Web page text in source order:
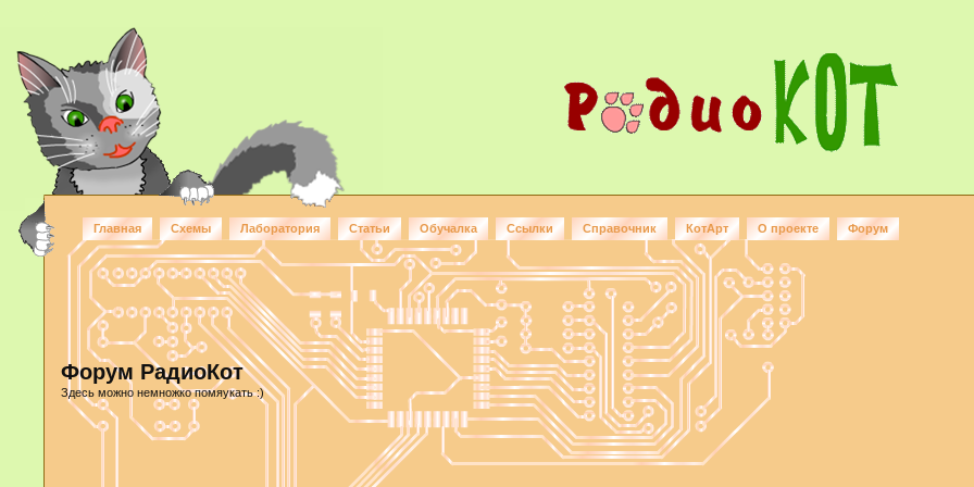
Главная Схемы Лаборатория Статьи Обучалка Ссылки Справочник КотАрт О проекте Форум
Форум РадиоКот
Здесь можно немножко помяукать :)